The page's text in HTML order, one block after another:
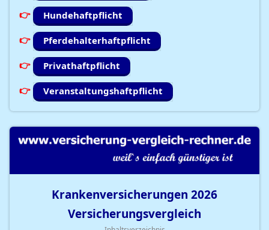
Hundehaftpflicht
Pferdehalterhaftpflicht
Privathaftpflicht
Veranstaltungshaftpflicht
Krankenversicherungen 2026
Versicherungsvergleich